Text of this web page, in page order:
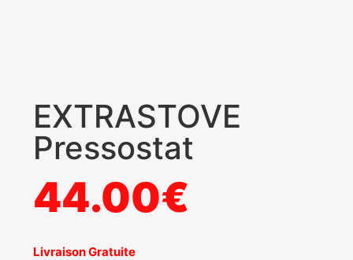
EXTRASTOVE
Pressostat
44.00€
Livraison Gratuite